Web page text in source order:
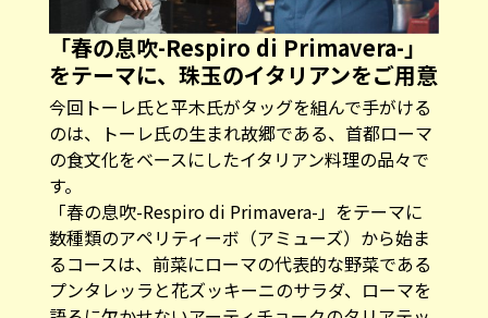
「春の息吹-Respiro di Primavera-」
をテーマに、珠玉のイタリアンをご用意
今回トーレ氏と平木氏がタッグを組んで手がける
のは、トーレ氏の生まれ故郷である、首都ローマ
の食文化をベースにしたイタリアン料理の品々で
す。
「春の息吹-Respiro di Primavera-」をテーマに
数種類のアペリティーボ（アミューズ）から始ま
るコースは、前菜にローマの代表的な野菜である
プンタレッラと花ズッキーニのサラダ、ローマを